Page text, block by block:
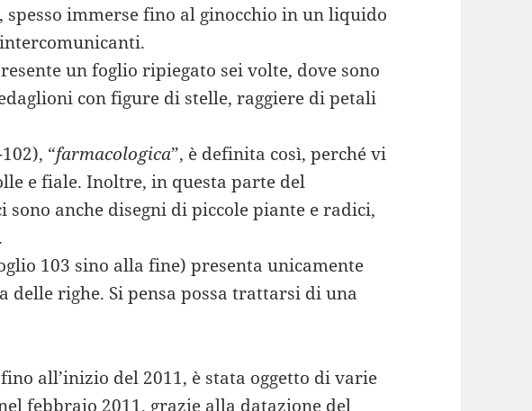
immerse fino al ginocchio in un liquido
un foglio ripiegato sei volte, dove sono
con figure di stelle, raggiere di petali
“farmacologica”, è definita così, perché vi
e fiale. Inoltre, in questa parte del
sono anche disegni di piccole piante e radici,
103 sino alla fine) presenta unicamente
delle righe. Si pensa possa trattarsi di una
all’inizio del 2011, è stata oggetto di varie
febbraio 2011, grazie alla datazione del